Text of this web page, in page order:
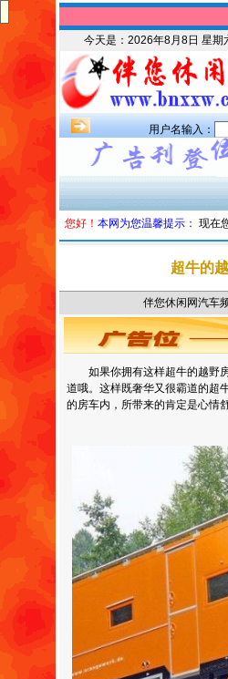
今天是： 2026年8月8日 星期
用户名输入：
您好！ 本网为您温馨提示： 现在
超牛的
伴您休闲网汽
如果你拥有这样超牛的越野
道哦。这样既奢华又很霸道的超
的房车内，所带来的肯定是心情